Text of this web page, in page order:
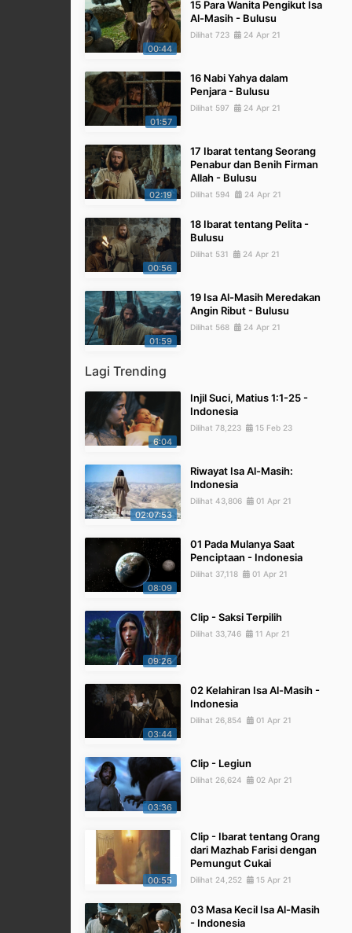
00:44
15 Para Wanita Pengikut Isa
Al-Masih - Bulusu
Dilihat 723 24 Apr 21
01:57
16 Nabi Yahya dalam
Penjara - Bulusu
Dilihat 597 24 Apr 21
02:19
17 Ibarat tentang Seorang
Penabur dan Benih Firman
Allah - Bulusu
Dilihat 594 24 Apr 21
00:56
18 Ibarat tentang Pelita -
Bulusu
Dilihat 531 24 Apr 21
01:59
19 Isa Al-Masih Meredakan
Angin Ribut - Bulusu
Dilihat 568 24 Apr 21
Lagi Trending
6:04
Injil Suci, Matius 1:1-25 -
Indonesia
Dilihat 78,223 15 Feb 23
02:07:53
Riwayat Isa Al-Masih:
Indonesia
Dilihat 43,806 01 Apr 21
08:09
01 Pada Mulanya Saat
Penciptaan - Indonesia
Dilihat 37,118 01 Apr 21
09:26
Clip - Saksi Terpilih
Dilihat 33,746 11 Apr 21
03:44
02 Kelahiran Isa Al-Masih -
Indonesia
Dilihat 26,854 01 Apr 21
03:36
Clip - Legiun
Dilihat 26,624 02 Apr 21
00:55
Clip - Ibarat tentang Orang
dari Mazhab Farisi dengan
Pemungut Cukai
Dilihat 24,252 15 Apr 21
03 Masa Kecil Isa Al-Masih
- Indonesia